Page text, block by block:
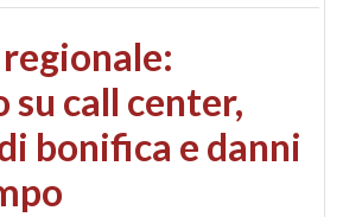
call center,
bonifica e danni